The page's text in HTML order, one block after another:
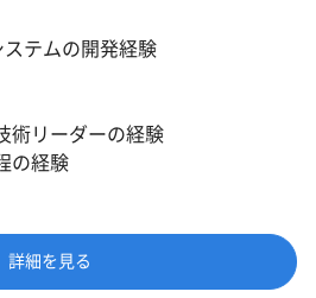
ステムの開発経験
術リーダーの経験
の経験
詳細を見る